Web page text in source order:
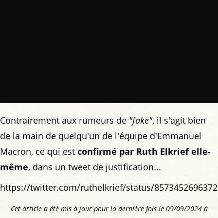
Contrairement aux rumeurs de "fake", il s'agit bien
de la main de quelqu'un de l'équipe d'Emmanuel
Macron, ce qui est confirmé par Ruth Elkrief elle-
même, dans un tweet de justification...
https://twitter.com/ruthelkrief/status/
Cet article a été mis à jour pour la dernière fois le 09/09/2024 à